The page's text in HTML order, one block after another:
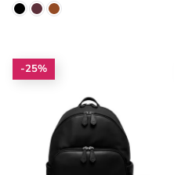
-25%